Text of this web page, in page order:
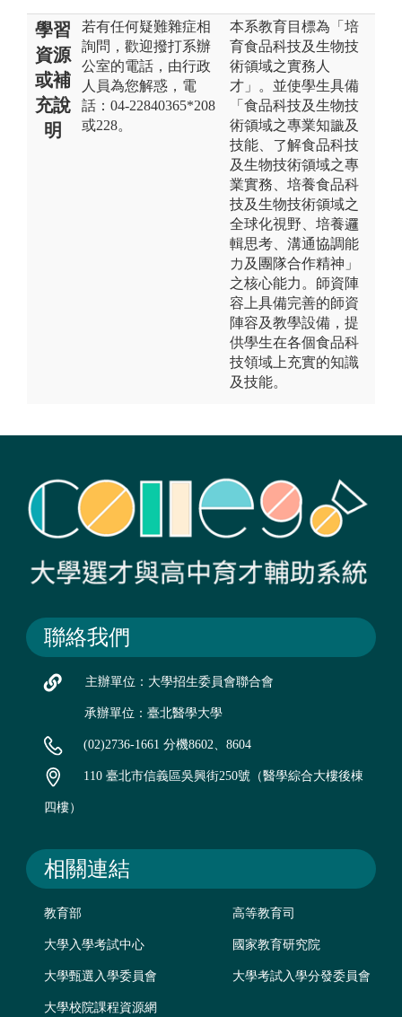
學習
資源
或補
充說
明
若有任何疑難雜症相
詢問，歡迎撥打系辦
公室的電話，由行政
人員為您解惑，電
話：04-22840365*208
或228。
本系教育目標為「培
育食品科技及生物技
術領域之實務人
才」。並使學生具備
「食品科技及生物技
術領域之專業知識及
技能、了解食品科技
及生物技術領域之專
業實務、培養食品科
技及生物技術領域之
全球化視野、培養邏
輯思考、溝通協調能
力及團隊合作精神」
之核心能力。師資陣
容上具備完善的師資
陣容及教學設備，提
供學生在各個食品科
技領域上充實的知識
及技能。
聯絡我們
主辦單位：大學招生委員會聯合會
承辦單位：臺北醫學大學
(02)2736-1661 分機8602、8604
110 臺北市信義區吳興街250號（醫學綜合大樓後棟
四樓）
相關連結
教育部 高等教育司
大學入學考試中心 國家教育研究院
大學甄選入學委員會 大學考試入學分發委員會
大學校院課程資源網